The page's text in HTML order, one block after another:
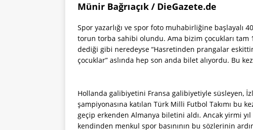
Münir Bağrıaçık / DieGazete.de
Spor yazarlığı ve spor foto muhabirliğine başlayalı
torun torba sahibi olundu. Ama bizim çocukları tam
dediği gibi neredeyse “Hasretinden prangalar
çocuklar” aslında hep son anda bilet alıyordu. Bu
Hollanda galibiyetini Fransa galibiyetiyle süsleyen,
şampiyonasına katılan Türk Milli Futbol Takımı bu
geçip erkenden Almanya biletini aldı. Ancak yirmi yıl
kendinden menkul spor basınının bu sözlerinin